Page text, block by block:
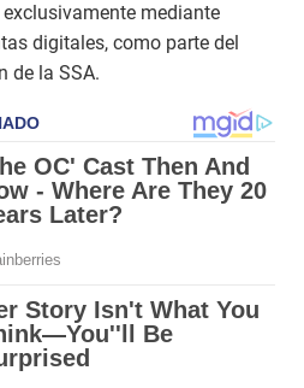
mediante
digitales, como parte del
de la SSA.